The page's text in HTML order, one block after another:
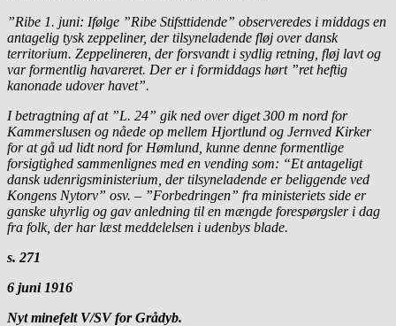
”Ribe 1. juni: Ifølge ”Ribe Stifsttidende” observeredes i middags en
antagelig tysk zeppeliner, der tilsyneladende fløj over dansk
territorium. Zeppelineren, der forsvandt i sydlig retning, fløj lavt og
var formentlig havareret. Der er i formiddags hørt ”ret heftig
kanonade udover havet”.
I betragtning af at ”L. 24” gik ned over diget 300 m nord for
Kammerslusen og nåede op mellem Hjortlund og Jernved Kirker
for at gå ud lidt nord for Hømlund, kunne denne formentlige
forsigtighed sammenlignes med en vending som: “Et antageligt
dansk udenrigsministerium, der tilsyneladende er beliggende ved
Kongens Nytorv” osv. – ”Forbedringen” fra ministeriets side er
ganske uhyrlig og gav anledning til en mængde forespørgsler i dag
fra folk, der har læst meddelelsen i udenbys blade.
s. 271
6 juni 1916
Nyt minefelt V/SV for Grådyb.